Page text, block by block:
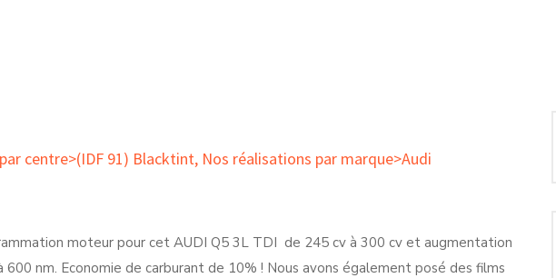
centre>(IDF 91) Blacktint, Nos réalisations par marque>Audi
moteur pour cet AUDI Q5 3L TDI de 245 cv à 300 cv et augmentation
600 nm. Economie de carburant de 10% ! Nous avons également posé des films